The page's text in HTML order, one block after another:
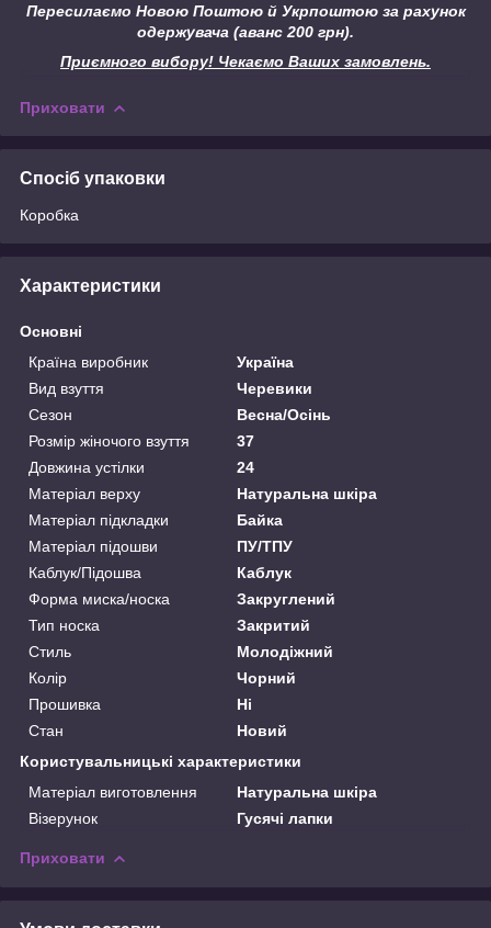
Пересилаємо Новою Поштою й Укрпоштою за рахунок
одержувача (аванс 200 грн).
Приємного вибору! Чекаємо Ваших замовлень.
Приховати
Спосіб упаковки
Коробка
Характеристики
Основні
Країна виробник
Україна
Вид взуття
Черевики
Сезон
Весна/Осінь
Розмір жіночого взуття
37
Довжина устілки
24
Матеріал верху
Натуральна шкіра
Матеріал підкладки
Байка
Матеріал підошви
ПУ/ТПУ
Каблук/Підошва
Каблук
Форма миска/носка
Закруглений
Тип носка
Закритий
Стиль
Молодіжний
Колір
Чорний
Прошивка
Ні
Стан
Новий
Користувальницькі характеристики
Матеріал виготовлення
Натуральна шкіра
Візерунок
Гусячі лапки
Приховати